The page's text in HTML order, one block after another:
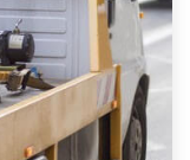
Vul
auto's van
Audi, BMW,